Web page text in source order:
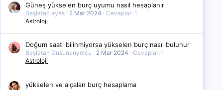
Güneş yükselen burç uyumu nasıl hesaplanır
Başlatan ayes 2 Mar 2024
Cevaplar: 1
Astroloji
Doğum saati bilinmiyorsa yükselen burç nasıl bulunur
Başlatan Dusunenyolcu 2 Mar 2024
Cevaplar: 1
Astroloji
yükselen ve alçalan burç hesaplama